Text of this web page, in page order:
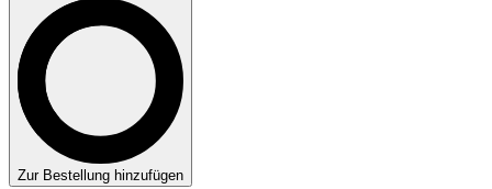
Zur Bestellung hinzufügen